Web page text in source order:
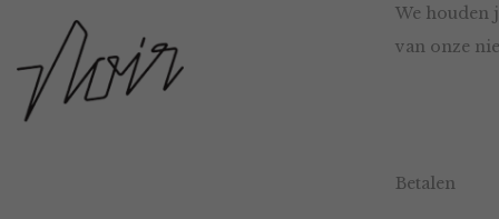
We houden
van onze
Betalen